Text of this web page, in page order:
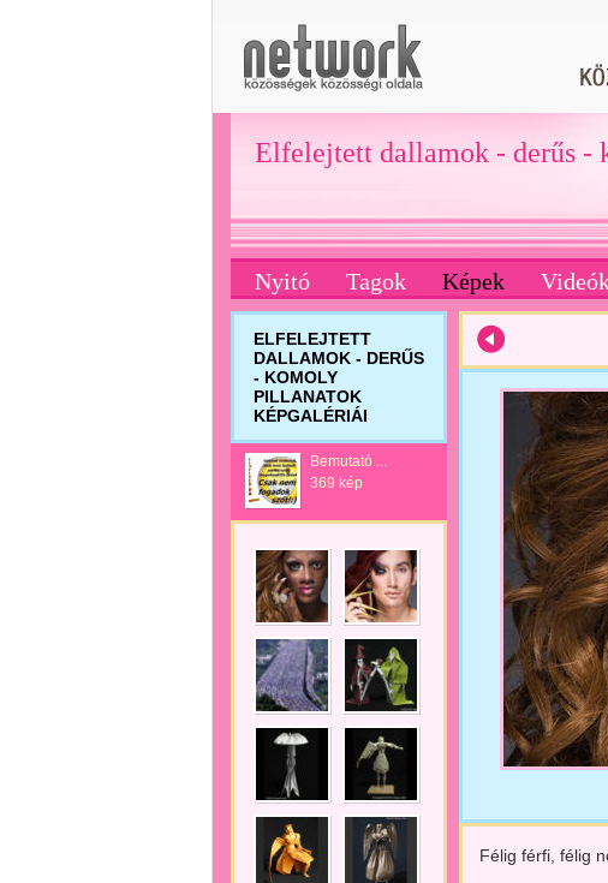
Elfelejtett dallamok - derűs -
Nyitó Tagok Képek
ELFELEJTETT
DALLAMOK - DERŰS
- KOMOLY
PILLANATOK
KÉPGALÉRIÁI
Bemutató ...
369 kép
Félig férfi, félig